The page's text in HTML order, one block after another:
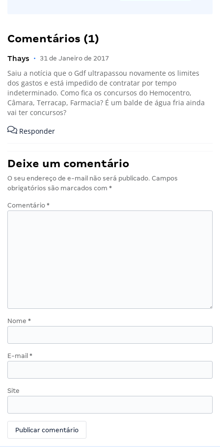
Comentários (1)
Thays • 31 de Janeiro de 2017
Saiu a notícia que o Gdf ultrapassou novamente os limites
dos gastos e está impedido de contratar por tempo
indeterminado. Como fica os concursos do Hemocentro,
Câmara, Terracap, Farmacia? É um balde de água fria ainda
vai ter concursos?
Responder
Deixe um comentário
O seu endereço de e-mail não será publicado. Campos
obrigatórios são marcados com *
Comentário *
Nome *
E-mail *
Site